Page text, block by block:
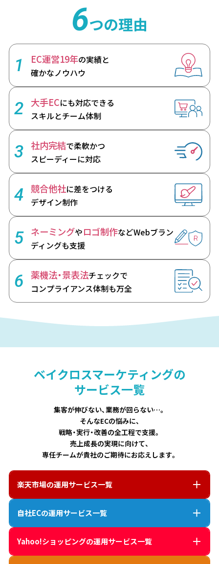
6つの理由
1 EC運営19年の実績と
確かなノウハウ
2 大手ECにも対応できる
スキルとチーム体制
3 社内完結で柔軟かつ
スピーディーに対応
4 競合他社に差をつける
デザイン制作
5 ネーミングやロゴ制作などWebブラン
ディングも支援
6 薬機法・景表法チェックで
コンプライアンス体制も万全
ベイクロスマーケティングの
サービス一覧
集客が伸びない、業務が回らない…。
そんなECの悩みに、
戦略・実行・改善の全工程で支援。
売上成長の実現に向けて、
専任チームが貴社のご期待にお応えします。
楽天市場の運用サービス一覧
自社ECの運用サービス一覧
Yahoo!ショッピングの運用サービス一覧